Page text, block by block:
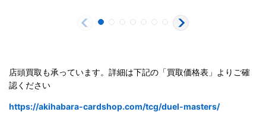
店頭買取も承っています。詳細は下記の「買取価格表」よりご確
認ください
https://akihabara-cardshop.com/tcg/duel-masters/